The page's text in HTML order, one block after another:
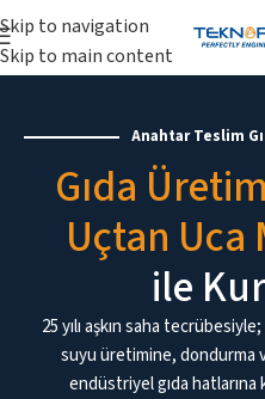
Skip to navigation
Skip to main content
Anahtar Teslim
Gıda Üretim
Uçtan
ile
25 yılı aşkın saha
suyu üretimine, dondurma
endüstriyel gıda hatlarına